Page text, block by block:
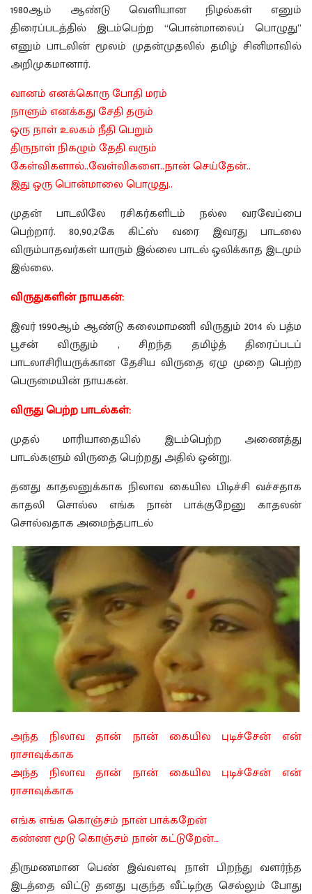
1980ஆம் ஆண்டு வெளியான நிழல்கள் எனும்
திரைப்படத்தில் இடம்பெற்ற “பொன்மாலைப் பொழுது”
எனும் பாடலின் மூலம் முதன்முதலில் தமிழ் சினிமாவில்
அறிமுகமானார்.
வானம் எனக்கொரு போதி மரம்
நாளும் எனக்கது சேதி தரும்
ஒரு நாள் உலகம் நீதி பெறும்
திருநாள் நிகழும் தேதி வரும்
கேள்விகளால்..வேள்விகளை..நான் செய்தேன்..
இது ஒரு பொன்மாலை பொழுது..
முதன் பாடலிலே ரசிகர்களிடம் நல்ல வரவேப்பை
பெற்றார். 80,90,2கே கிட்ஸ் வரை இவரது பாடலை
விரும்பாதவர்கள் யாரும் இல்லை பாடல் ஒலிக்காத இடமும்
இல்லை.
விருதுகளின் நாயகன்:
இவர் 1990ஆம் ஆண்டு கலைமாமணி விருதும் 2014 ல் பத்ம
பூசன் விருதும் , சிறந்த தமிழ்த் திரைப்படப்
பாடலாசிரியருக்கான தேசிய விருதை ஏழு முறை பெற்ற
பெருமையின் நாயகன்.
விருது பெற்ற பாடல்கள்:
முதல் மாரியாதையில் இடம்பெற்ற அணைத்து
பாடல்களும் விருதை பெற்றது அதில் ஒன்று.
தனது காதலனுக்காக நிலாவ கையில பிடிச்சி வச்சதாக
காதலி சொல்ல எங்க நான் பாக்குறேனு காதலன்
சொல்வதாக அமைந்தபாடல்
அந்த நிலாவ தான் நான் கையில புடிச்சேன் என்
ராசாவுக்காக
அந்த நிலாவ தான் நான் கையில புடிச்சேன் என்
ராசாவுக்காக
எங்க எங்க கொஞ்சம் நான் பாக்கறேன்
கண்ண மூடு கொஞ்சம் நான் கட்டுறேன்…
திருமணமான பெண் இவ்வளவு நாள் பிறந்து வளர்ந்த
இடத்தை விட்டு தனது புகுந்த வீட்டிற்கு செல்லும் போது